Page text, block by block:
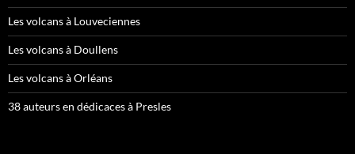
Les volcans à Louveciennes
Les volcans à Doullens
Les volcans à Orléans
38 auteurs en dédicaces à Presles